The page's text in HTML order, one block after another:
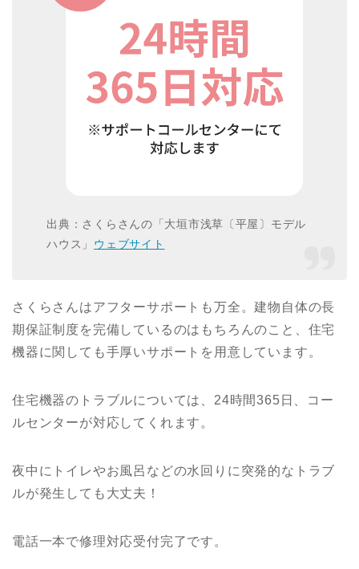
出典：さくらさんの「大垣市浅草〔平屋〕モデル
ハウス」 ウェブサイト
さくらさんはアフターサポートも万全。建物自体の長
期保証制度を完備しているのはもちろんのこと、住宅
機器に関しても手厚いサポートを用意しています。
住宅機器のトラブルについては、24時間365日、コー
ルセンターが対応してくれます。
夜中にトイレやお風呂などの水回りに突発的なトラブ
ルが発生しても大丈夫！
電話一本で修理対応受付完了です。